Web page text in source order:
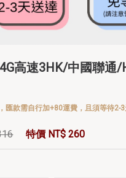
高速3HK/中國聯通/
匯款需自行加+80運費，且須等待2-
特價 NT$ 260